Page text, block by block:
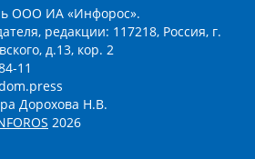
ООО ИА «Инфорос».
редакции: 117218, Россия, г.
д.13, кор. 2
11
Дорохова Н.В.
2026